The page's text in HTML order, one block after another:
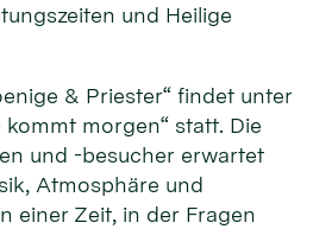
und Heilige
& Priester“ findet unter
kommt morgen“ statt. Die
und -besucher erwartet
Atmosphäre und
einer Zeit, in der Fragen